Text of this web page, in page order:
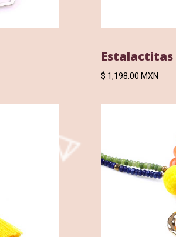
Estalactitas
$ 1,198.00 MXN